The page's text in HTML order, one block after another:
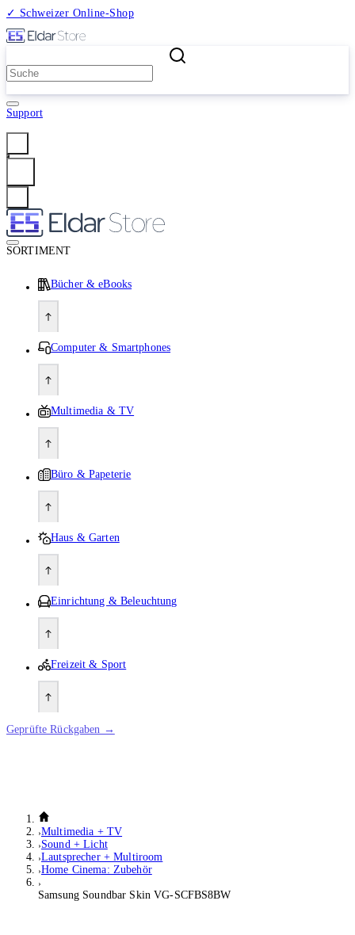
✓ Schweizer Online-Shop
Support
SORTIMENT
Bücher & eBooks
Computer & Smartphones
Multimedia & TV
Büro & Papeterie
Haus & Garten
Einrichtung & Beleuchtung
Freizeit & Sport
Geprüfte Rückgaben →
Multimedia + TV
Sound + Licht
Lautsprecher + Multiroom
Home Cinema: Zubehör
Samsung Soundbar Skin VG-SCFBS8BW